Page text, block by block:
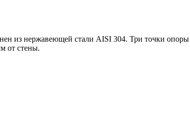
из нержавеющей стали AISI 304. Три точки
от стены.